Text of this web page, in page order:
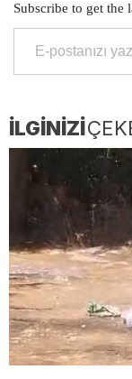
Subscribe to get the
E-postanızı yazın…
İLGİNİZİ